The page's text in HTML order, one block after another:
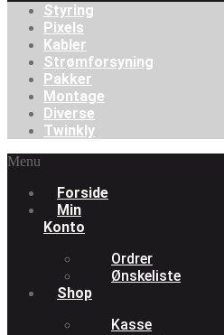
Styring
Pixels
Kabler
Strømforsyning
Pakker
Montage
Diverse
Twinkly
Menu
Forside
Min
Konto
Ordrer
Ønskeliste
Shop
Kasse